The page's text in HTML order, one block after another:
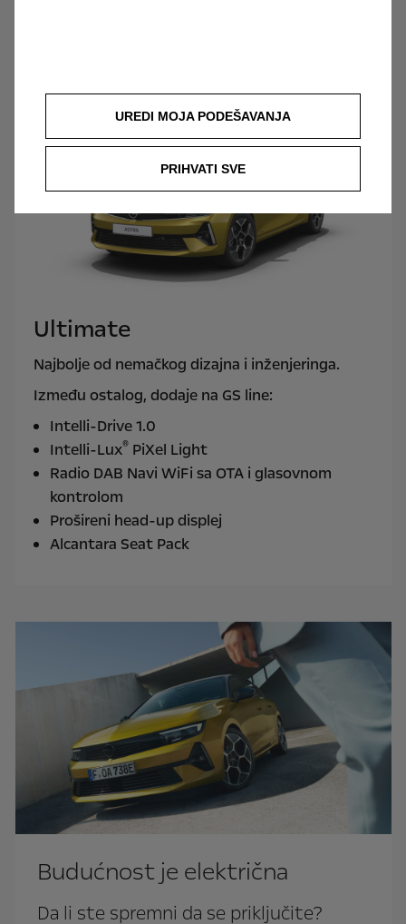
Ultimate
Najbolje od nemačkog dizajna i inženjeringa.
Između ostalog, dodaje na GS line:
Intelli-Drive 1.0
Intelli-Lux®PiXel Light
Radio DAB Navi WiFi sa OTA i glasovnom
kontrolom
Prošireni head-up displej
Alcantara Seat Pack
Budućnost je električna
Da li ste spremni da se priključite?
UREDI MOJA PODEŠAVANJA
PRIHVATI SVE